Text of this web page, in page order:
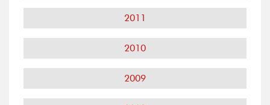
2011
2010
2009